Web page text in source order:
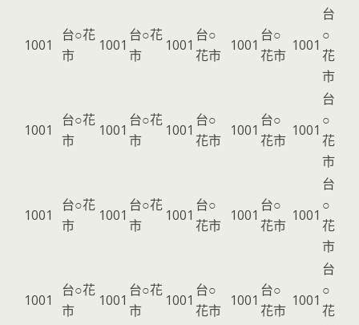
1001
台○花
市
1001
台○花
市
1001
台○
花市
1001
台○
花市
1001
台
○
花
市
1001
台○花
市
1001
台○花
市
1001
台○
花市
1001
台○
花市
1001
台
○
花
市
1001
台○花
市
1001
台○花
市
1001
台○
花市
1001
台○
花市
1001
台
○
花
市
1001
台○花
市
1001
台○花
市
1001
台○
花市
1001
台○
花市
1001
台
○
花